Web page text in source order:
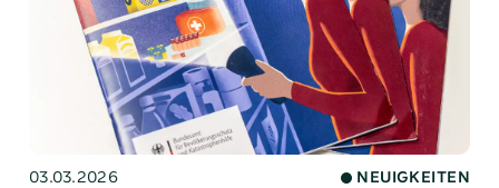
03.03.2026 NEUIGKEITEN